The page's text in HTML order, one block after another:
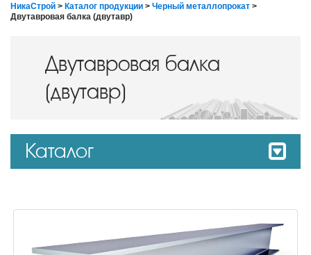
НикаСтрой > Каталог продукции > Черный металлопрокат >
Двутавровая балка (двутавр)
Двутавровая балка
(двутавр)
Каталог